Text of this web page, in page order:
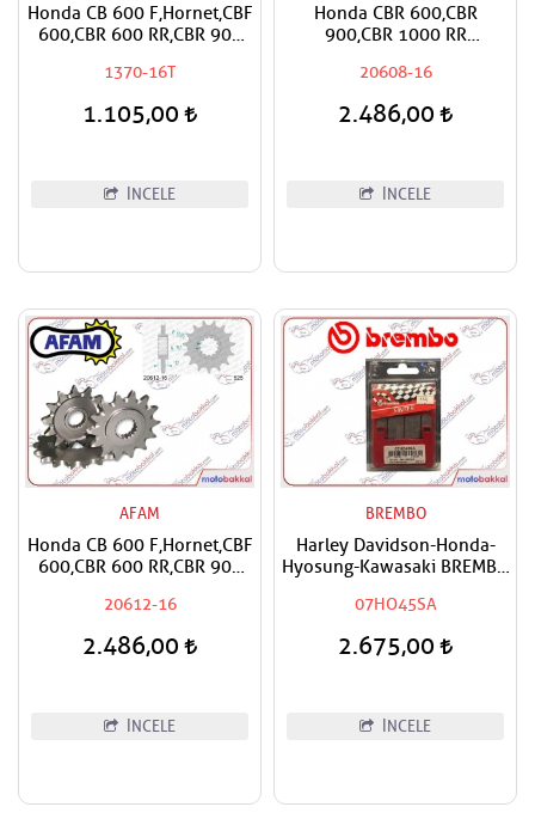
Honda CB 600 F,Hornet,CBF
600,CBR 600 RR,CBR 900
RR,Fireblade,CRF 1000
Varadero,CMX 1100
1370-16T
1.105,00
İNCELE
Honda CBR 600,CBR
900,CBR 1000 RR
Uyumlu AFAM Ön Dişli
20608-16
2.486,00
İNCELE
AFAM
Honda CB 600 F,Hornet,CBF
600,CBR 600 RR,CBR 900
RR,Fireblade,CRF 1000
Africa Twin,XL 1000 V
Varadero,CMX 1100
20612-16
2.486,00
İNCELE
BREMBO
Harley Davidson-Honda-
Hyosung-Kawasaki BREMBO
Fren Balatası
07HO45SA
2.675,00
İNCELE